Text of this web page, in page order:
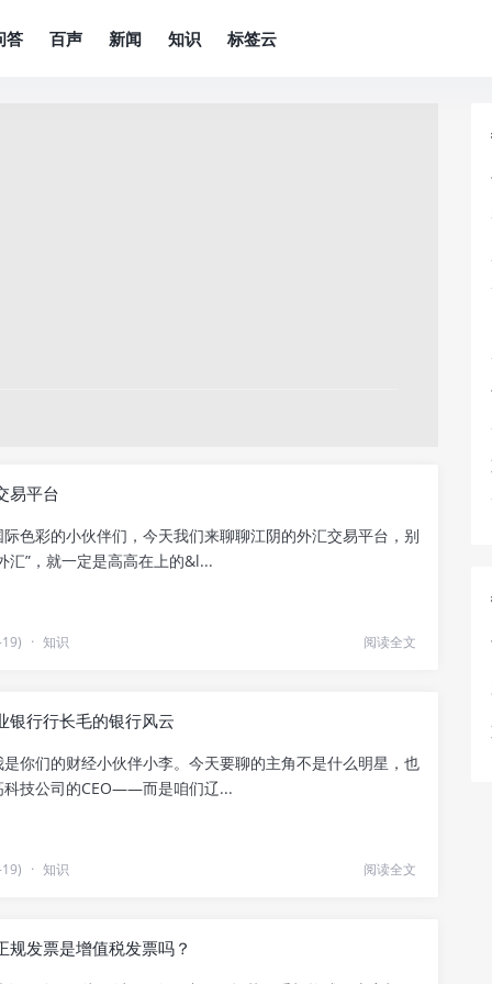
答 百声 新闻 知识 标签云
易平台
色彩的小伙伴们，今天我们来聊聊江阴的外汇交易平台，别
汇”，就一定是高高在上的&l...
· 知识 阅读全文
银行行长毛的银行风云
你们的财经小伙伴小李。今天要聊的主角不是什么明星，也
科技公司的CEO——而是咱们辽...
· 知识 阅读全文
规发票是增值税发票吗？